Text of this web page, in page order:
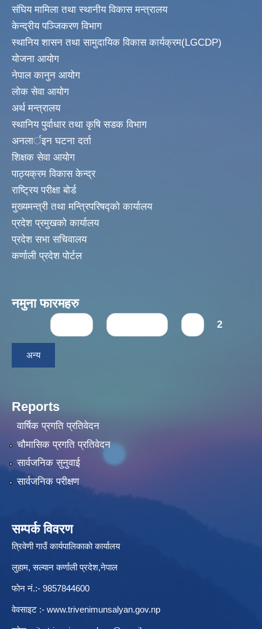
संघिय मामिला तथा स्थानीय विकास मन्त्रालय
केन्द्रीय पञ्जिकरण विभाग
स्थानिय शासन तथा सामुदायिक विकास कार्यक्रम(LGCDP)
योजना आयोग
नेपाल कानुन आयोग
लोक सेवा आयोग
अर्थ मन्त्रालय
स्थानिय पुर्वाधार तथा कृषि सडक विभाग
अनलार्इन घटना दर्ता
शिक्षक सेवा आयोग
पाठ्यक्रम विकास केन्द्र
राष्ट्रिय परीक्षा बोर्ड
मुख्यमन्त्री तथा मन्त्रिपरिषद्को कार्यालय
प्रदेश प्रमुखको कार्यालय
प्रदेश सभा सचिवालय
कर्णाली प्रदेश पोर्टल
नमुना फारमहरु
Pages 2
अन्य
Reports
वार्षिक प्रगति प्रतिवेदन
चौमासिक प्रगति प्रतिवेदन
सार्वजनिक सुनुवाई
सार्वजनिक परीक्षण
सम्पर्क विवरण
त्रिवेणी गाउँ कार्यपालिकाकाे कार्यालय
लुहाम, सल्यान कर्णाली प्रदेश,नेपाल
फाेन नं.:- 9857844600
वेवसाइट :- www.trivenimunsalyan.gov.np